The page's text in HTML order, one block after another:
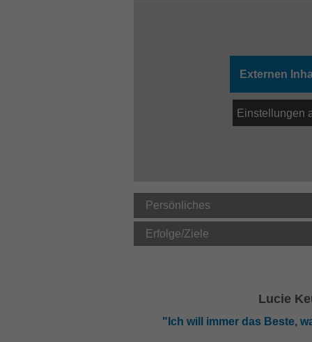
Externen
Einstellungen
Persönliches
Erfolge/Ziele
Lucie
"Ich will immer das Beste,